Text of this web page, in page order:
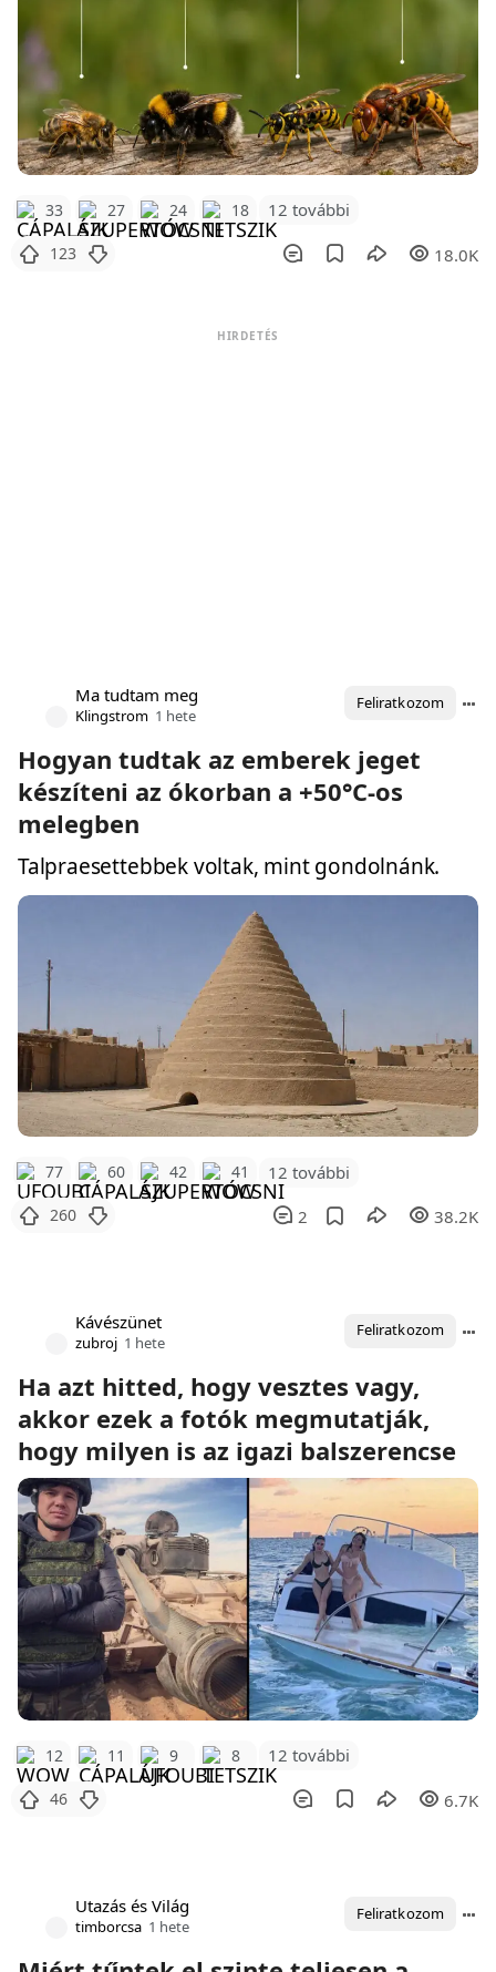
33 27 24 18 12 további
123 18.0K
HIRDETÉS
Ma tudtam meg
Klingstrom 1 hete
Feliratkozom
Hogyan tudtak az emberek jeget
készíteni az ókorban a +50°C-os
melegben
Talpraesettebbek voltak, mint gondolnánk.
77 60 42 41 12 további
260 2 38.2K
Kávészünet
zubroj 1 hete
Feliratkozom
Ha azt hitted, hogy vesztes vagy,
akkor ezek a fotók megmutatják,
hogy milyen is az igazi balszerencse
12 11 9 8 12 további
46 6.7K
Utazás és Világ
timborcsa 1 hete
Feliratkozom